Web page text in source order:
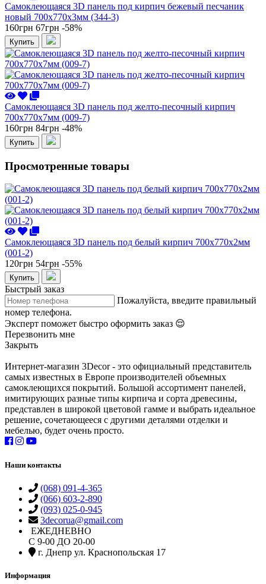
Самоклеющаяся 3D панель под кирпич бежевый песчаник
новый 700x770x3мм (344-3)
160грн 67грн -58%
Купить
Самоклеющаяся 3D панель под желто-песочный кирпич
700x770x7мм (009-7)
160грн 84грн -48%
Купить
Просмотренные товары
Самоклеющаяся 3D панель под белый кирпич 700x770x2мм
(001-2)
120грн 54грн -55%
Купить
Быстрый заказ
Пожалуйста, введите правильный
номер телефона.
Эксперт поможет быстро оформить заказ 😌
Перезвонить мне
Закрыть
Интернет-магазин 3Decor - это официальный представитель
самых известных в Европе производителей объемных
самоклеющихся покрытий. Большой ассортимент панелей,
имитирующих разные типы кирпича и сорта древесины,
представлен в широкой цветовой гамме и выбрать идеальное
решение, сочетающееся с другими деталями отделки и
мебелью, будет очень просто.
Наши контакты
(068) 091-4-365
(066) 603-2-890
(093) 025-0-945
3decorua@gmail.com
ЕЖЕДНЕВНО
С 9-00 ДО 20-00
г. Днепр ул. Краснопольская 17
Информация